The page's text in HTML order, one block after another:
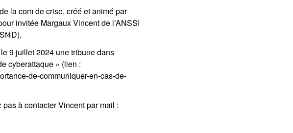
la com de crise, créé et animé par
invitée Margaux Vincent de l’ANSSI
9 juillet 2024 une tribune dans
cyberattaque » (lien :
de-communiquer-en-cas-de-
à contacter Vincent par mail :